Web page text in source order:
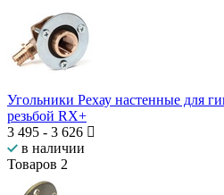
Угольники Рехау настенные для
резьбой RX+
3 495 - 3 626
в наличии
Товаров 2